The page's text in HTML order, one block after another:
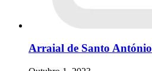
Arraial de Santo António